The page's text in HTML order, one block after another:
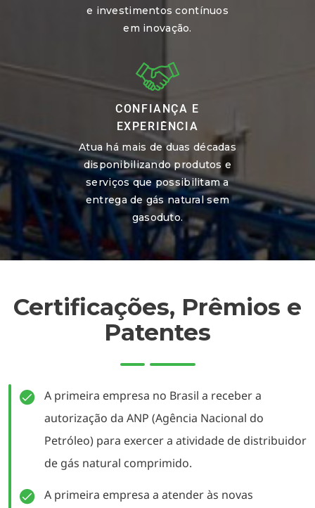
e investimentos contínuos
em inovação.
CONFIANÇA E
EXPERIÊNCIA
Atua há mais de duas décadas
disponibilizando produtos e
serviços que possibilitam a
entrega de gás natural sem
gasoduto.
Certificações, Prêmios e
Patentes
A primeira empresa no Brasil a receber a
autorização da ANP (Agência Nacional do
Petróleo) para exercer a atividade de distribuidor
de gás natural comprimido.
A primeira empresa a atender às novas